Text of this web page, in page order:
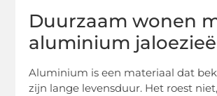
Duurzaam wonen
aluminium
Aluminium is een materiaal dat
zijn lange levensduur. Het roest